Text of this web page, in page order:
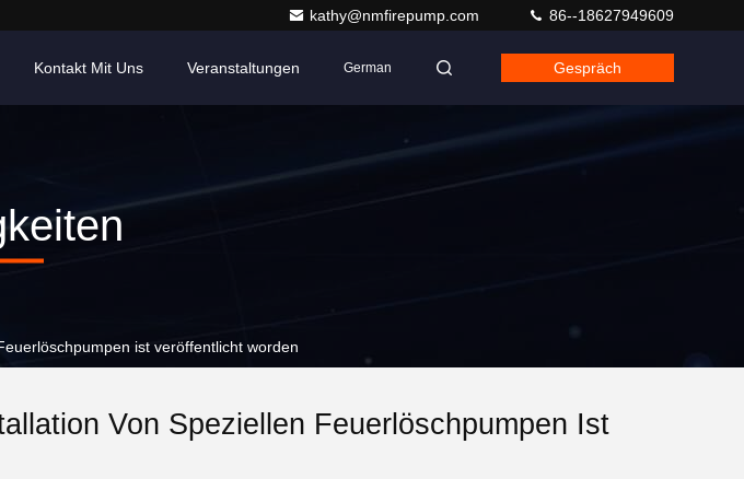
kathy@nmfirepump.com 86--18627949609
Kontakt Mit Uns Veranstaltungen German Gespräch
ist veröffentlicht worden
Von Speziellen Feuerlöschpumpen Ist